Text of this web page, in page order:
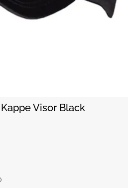
Visor Black
)